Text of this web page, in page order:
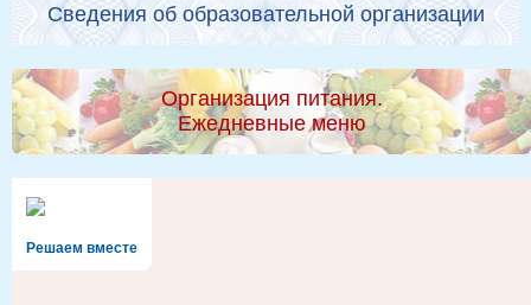
Сведения об образовательной организации
Организация питания.
Ежедневные меню
Решаем вместе